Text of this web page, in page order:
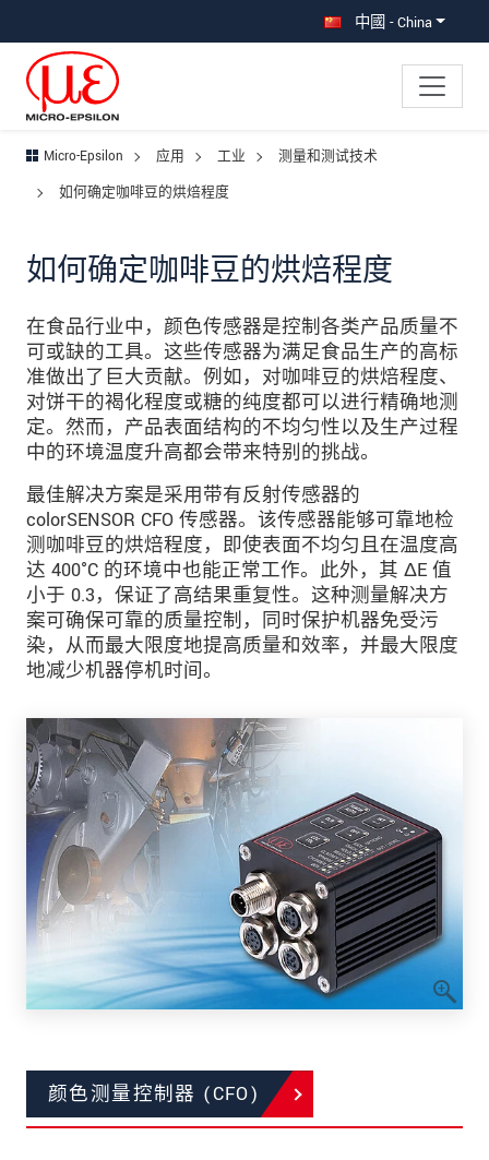
中國 - China
Micro-Epsilon 应用 工业
测量和测试技术
如何确定咖啡豆的烘焙程度
如何确定咖啡豆的烘焙程度
在食品行业中，颜色传感器是控制各类产品质量不
可或缺的工具。这些传感器为满足食品生产的高标
准做出了巨大贡献。例如，对咖啡豆的烘焙程度、
对饼干的褐化程度或糖的纯度都可以进行精确地测
定。然而，产品表面结构的不均匀性以及生产过程
中的环境温度升高都会带来特别的挑战。
最佳解决方案是采用带有反射传感器的
colorSENSOR CFO 传感器。该传感器能够可靠地检
测咖啡豆的烘焙程度，即使表面不均匀且在温度高
达 400°C 的环境中也能正常工作。此外，其 ΔE 值
小于 0.3，保证了高结果重复性。这种测量解决方
案可确保可靠的质量控制，同时保护机器免受污
染，从而最大限度地提高质量和效率，并最大限度
地减少机器停机时间。
颜色测量控制器 (CFO)